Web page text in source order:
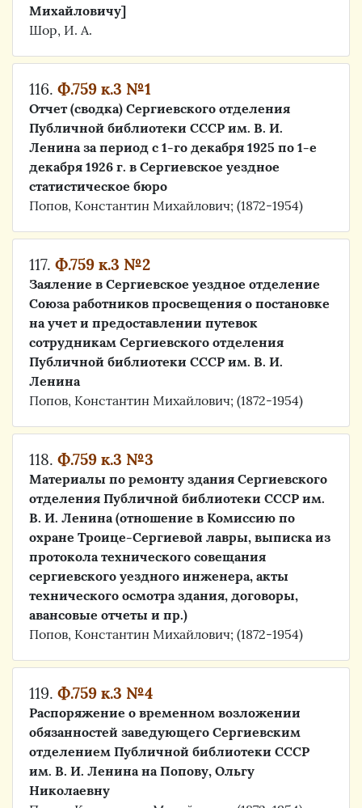
Михайловичу]
Шор, И. А.
116. Ф.759 к.3 №1
Отчет (сводка) Сергиевского отделения
Публичной библиотеки СССР им. В. И.
Ленина за период с 1-го декабря 1925 по 1-е
декабря 1926 г. в Сергиевское уездное
статистическое бюро
Попов, Константин Михайлович; (1872-1954)
117. Ф.759 к.3 №2
Заяление в Сергиевское уездное отделение
Союза работников просвещения о постановке
на учет и предоставлении путевок
сотрудникам Сергиевского отделения
Публичной библиотеки СССР им. В. И.
Ленина
Попов, Константин Михайлович; (1872-1954)
118. Ф.759 к.3 №3
Материалы по ремонту здания Сергиевского
отделения Публичной библиотеки СССР им.
В. И. Ленина (отношение в Комиссию по
охране Троице-Сергиевой лавры, выписка из
протокола технического совещания
сергиевского уездного инженера, акты
технического осмотра здания, договоры,
авансовые отчеты и пр.)
Попов, Константин Михайлович; (1872-1954)
119. Ф.759 к.3 №4
Распоряжение о временном возложении
обязанностей заведующего Сергиевским
отделением Публичной библиотеки СССР
им. В. И. Ленина на Попову, Ольгу
Николаевну